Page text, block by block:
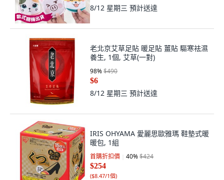
8/12 星期三 預計送達
老北京艾草足貼 暖足貼 薑貼 驅寒祛濕
養生, 1個, 艾草(一對)
98%$490
$6
8/12 星期三 預計送達
IRIS OHYAMA 愛麗思歐雅瑪 鞋墊式暖
暖包, 1組
首購折扣價 40%$424
$254
($8.47/1個)